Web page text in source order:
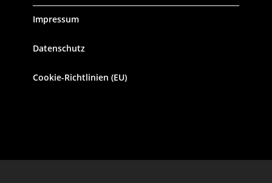
Impressum
Datenschutz
Cookie-Richtlinien (EU)